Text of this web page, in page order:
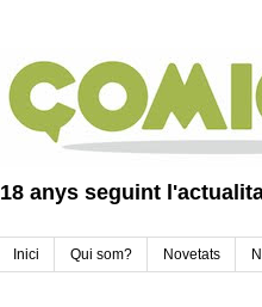
18 anys seguint
Inici Qui som? Novetats